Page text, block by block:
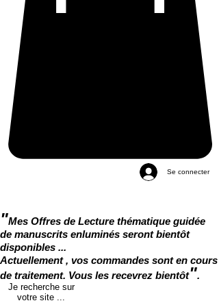
Se connecter
"Mes Offres de Lecture thématique guidée
de manuscrits enluminés seront bientôt
disponibles ...
Actuellement , vos commandes sont en cours
de traitement. Vous les recevrez bientôt".
Je recherche sur
votre site ...